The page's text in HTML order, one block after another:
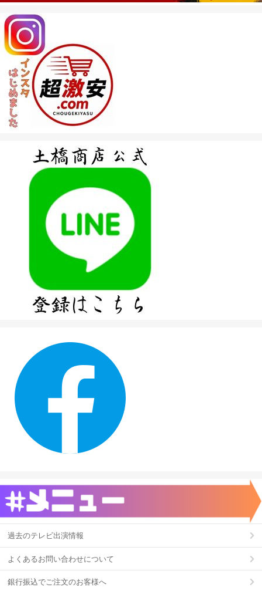
過去のテレビ出演情報
よくあるお問い合わせについて
銀行振込でご注文のお客様へ